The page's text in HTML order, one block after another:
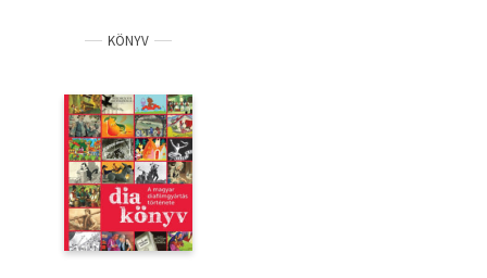
Tankönyv, segédkönyv
Társadalomtudomány
Természettudomány
Történelem
Vallás
KÖNYV